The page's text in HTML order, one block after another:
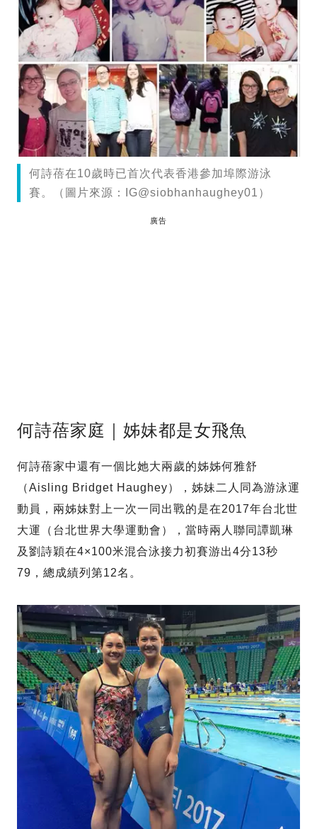
何詩蓓在10歲時已首次代表香港參加埠際游泳
賽。（圖片來源：IG@siobhanhaughey01）
廣告
何詩蓓家庭｜姊妹都是女飛魚
何詩蓓家中還有一個比她大兩歲的姊姊何雅舒
（Aisling Bridget Haughey），姊妹二人同為游泳運
動員，兩姊妹對上一次一同出戰的是在2017年台北世
大運（台北世界大學運動會），當時兩人聯同譚凱琳
及劉詩穎在4×100米混合泳接力初賽游出4分13秒
79，總成績列第12名。